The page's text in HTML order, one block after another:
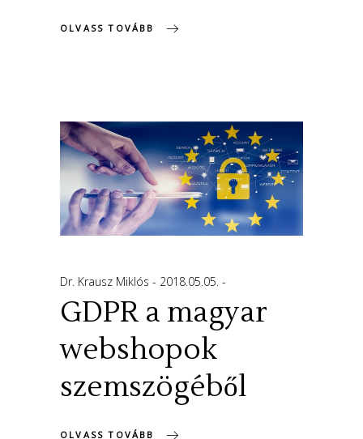
OLVASS TOVÁBB
Dr. Krausz Miklós 2018.05.05.
GDPR a magyar
webshopok
szemszögéből
OLVASS TOVÁBB